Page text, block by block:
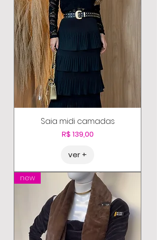
Saia midi camadas
Preço
R$ 139,00
ver +
new